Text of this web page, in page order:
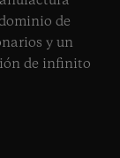
de
y un
de infinito